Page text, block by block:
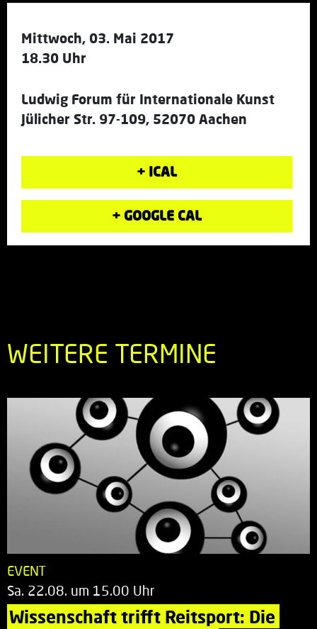
Mittwoch, 03. Mai 2017
18.30 Uhr
Ludwig Forum für Internationale Kunst
Jülicher Str. 97-109, 52070 Aachen
+ ICAL
+ GOOGLE CAL
WEITERE TERMINE
EVENT
Sa. 22.08. um 15.00 Uhr
Wissenschaft trifft Reitsport: Die